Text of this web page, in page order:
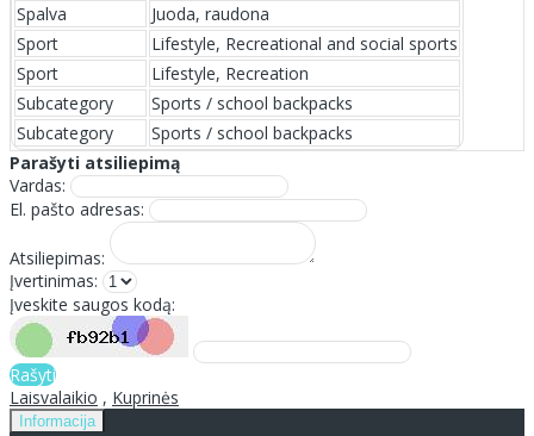
Spalva
Juoda, raudona
Sport
Lifestyle, Recreational and social sports
Sport
Lifestyle, Recreation
Subcategory
Sports / school backpacks
Subcategory
Sports / school backpacks
Parašyti atsiliepimą
Vardas:
El. pašto adresas:
Atsiliepimas:
Įvertinimas:
Įveskite saugos kodą:
Rašyti
Laisvalaikio , Kuprinės
Informacija